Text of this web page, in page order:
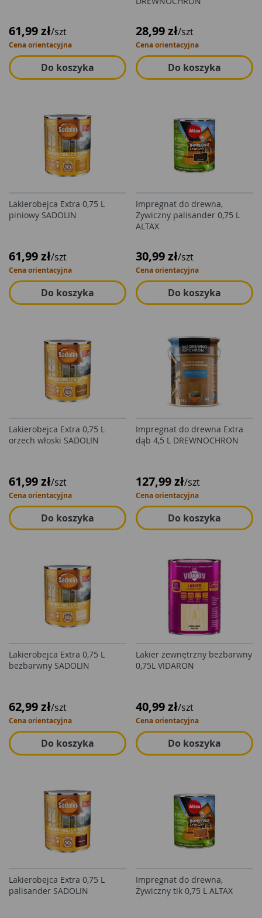
61,99 zł/szt
Cena orientacyjna
Do koszyka
28,99 zł/szt
Cena orientacyjna
Do koszyka
Lakierobejca Extra 0,75 L
piniowy SADOLIN
61,99 zł/szt
Cena orientacyjna
Do koszyka
Impregnat do drewna,
Żywiczny palisander 0,75 L
ALTAX
30,99 zł/szt
Cena orientacyjna
Do koszyka
Lakierobejca Extra 0,75 L
orzech włoski SADOLIN
61,99 zł/szt
Cena orientacyjna
Do koszyka
Impregnat do drewna Extra
dąb 4,5 L DREWNOCHRON
127,99 zł/szt
Cena orientacyjna
Do koszyka
Lakierobejca Extra 0,75 L
bezbarwny SADOLIN
62,99 zł/szt
Cena orientacyjna
Do koszyka
Lakier zewnętrzny bezbarwny
0,75L VIDARON
40,99 zł/szt
Cena orientacyjna
Do koszyka
Lakierobejca Extra 0,75 L
palisander SADOLIN
Impregnat do drewna,
Żywiczny tik 0,75 L ALTAX